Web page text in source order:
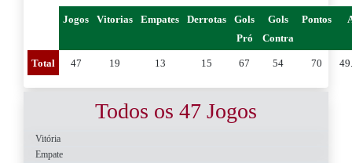
Jogos Vitorias Empates Derrotas
Gols
Pró
Gols
Contra
Pontos
Total 47 19 13 15 67 54 70
Todos os 47 Jogos
Vitória
Empate